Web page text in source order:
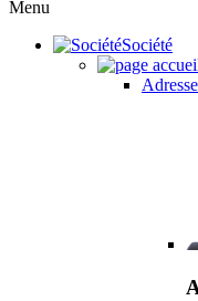
Menu
Société